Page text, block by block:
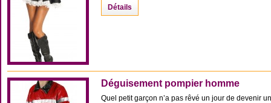
Détails
Déguisement pompier homme
Quel petit garçon n’a pas rêvé un jour de devenir